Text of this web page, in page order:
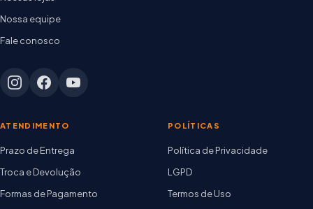
Nossa equipe
Fale conosco
ATENDIMENTO
Prazo de Entrega
Troca e Devolução
Formas de Pagamento
POLÍTICAS
Política de Privacidade
LGPD
Termos de Uso